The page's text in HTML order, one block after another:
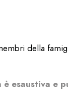
della
è esaustiva e